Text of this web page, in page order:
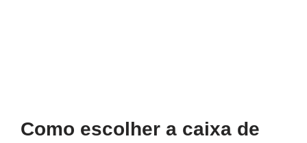
Como escolher a caixa de